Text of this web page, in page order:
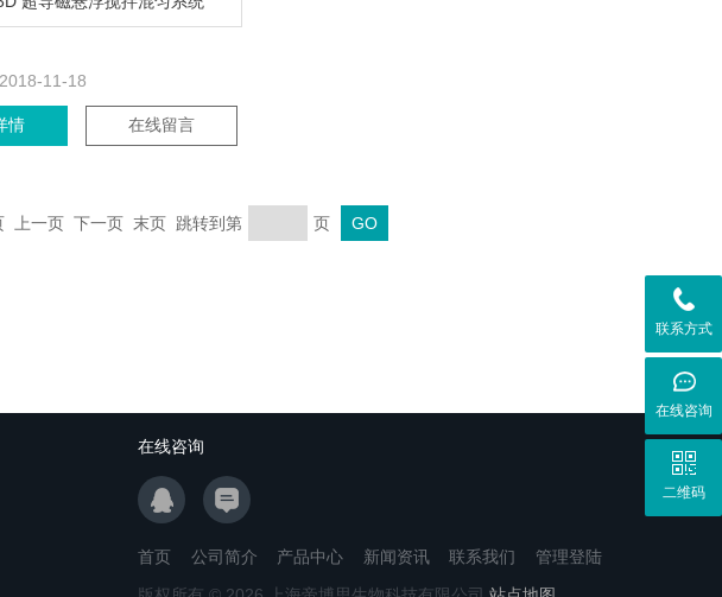
2018-11-18
情 在线留言
上一页 下一页 末页 跳转到第 页
在线咨询
首页 公司简介 产品中心 新闻资讯 联系我们
管理登陆
联系方式
在线咨询
二维码